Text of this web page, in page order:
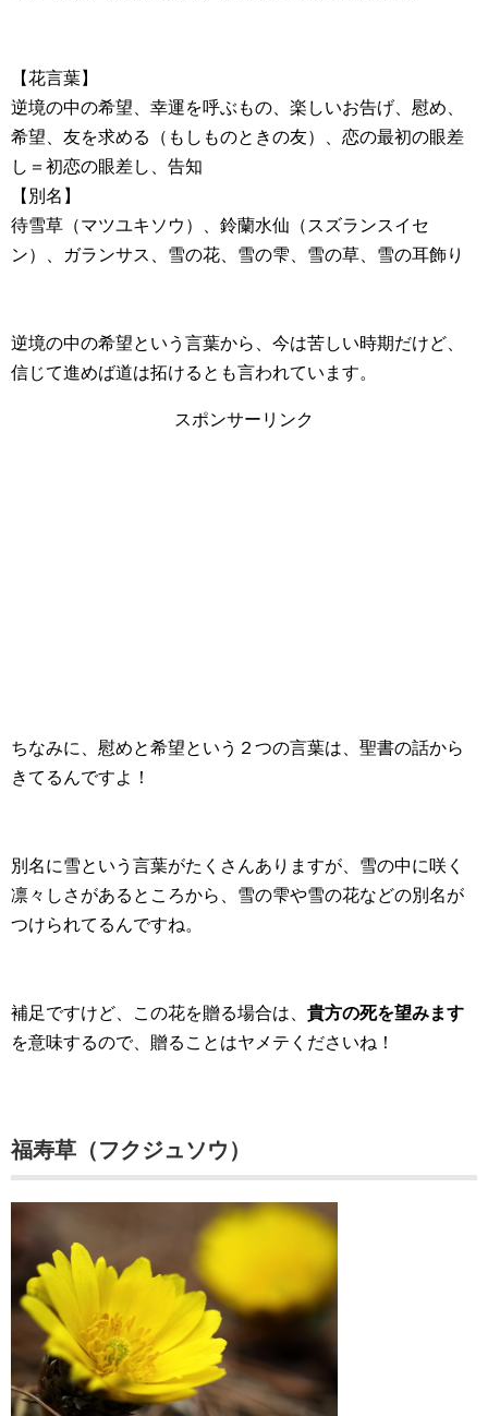
【花言葉】
逆境の中の希望、幸運を呼ぶもの、楽しいお告げ、慰め、
希望、友を求める（もしものときの友）、恋の最初の眼差
し＝初恋の眼差し、告知
【別名】
待雪草（マツユキソウ）、鈴蘭水仙（スズランスイセ
ン）、ガランサス、雪の花、雪の雫、雪の草、雪の耳飾り
逆境の中の希望という言葉から、今は苦しい時期だけど、
信じて進めば道は拓けるとも言われています。
スポンサーリンク
ちなみに、慰めと希望という２つの言葉は、聖書の話から
きてるんですよ！
別名に雪という言葉がたくさんありますが、雪の中に咲く
凛々しさがあるところから、雪の雫や雪の花などの別名が
つけられてるんですね。
補足ですけど、この花を贈る場合は、 貴方の死を望みます
を意味するので、贈ることはヤメテくださいね！
福寿草（フクジュソウ）